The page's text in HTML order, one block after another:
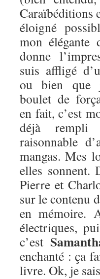
Caraïbéditions
éloigné
mon élégante
donne
suis affligé
ou bien que
boulet de
en fait, c’est
déjà rempli
raisonnable
mangas. Mes
elles sonnent.
Pierre et
sur le contenu
en mémoire.
électriques,
c’est
enchanté : ça
livre. Ok, je